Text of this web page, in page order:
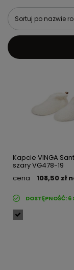
Sortuj po nazwie
Kapcie VINGA
szary VG478-19
cena
108,50 zł
DOSTĘPNOŚĆ:6